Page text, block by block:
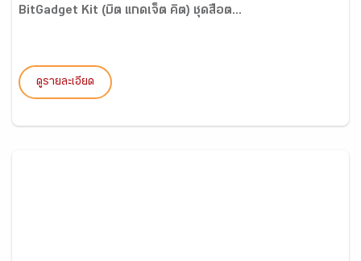
BitGadget Kit (บิต แกดเจ็ต คิต) ชุดสื่อต...
ดูรายละเอียด